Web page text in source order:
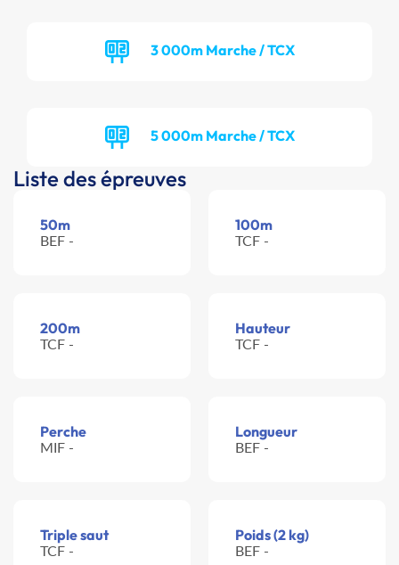
3 000m Marche / TCX
5 000m Marche / TCX
Liste des épreuves
50m
BEF -
100m
TCF -
200m
TCF -
Hauteur
TCF -
Perche
MIF -
Longueur
BEF -
Triple saut
TCF -
Poids (2 kg)
BEF -